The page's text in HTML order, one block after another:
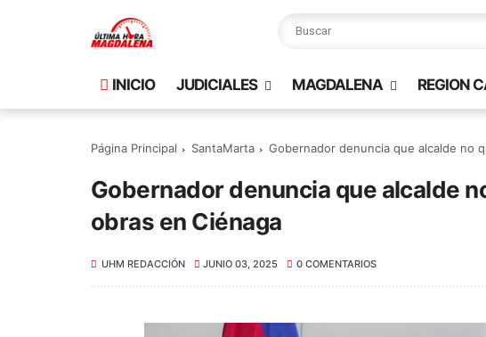
INICIO JUDICIALES MAGDALENA REGION
Página Principal SantaMarta Gobernador denuncia que alcalde no
Gobernador denuncia que alcalde
obras en Ciénaga
UHM REDACCIÓN JUNIO 03, 2025 0 COMENTARIOS